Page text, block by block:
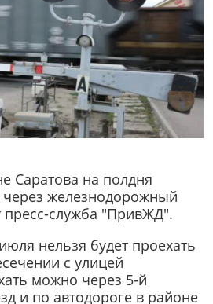
Саратова на полдня
железнодорожный
пресс-служба "ПривЖД".
нельзя будет проехать
с улицей
можно через 5-й
и по автодороге в районе